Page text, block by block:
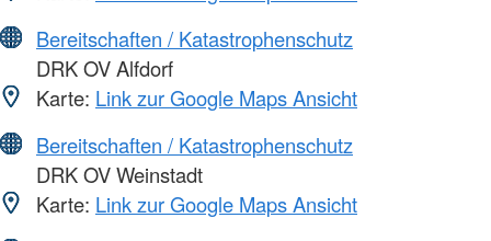
Bereitschaften / Katastrophenschutz
DRK OV Alfdorf
Karte: Link zur Google Maps Ansicht
Bereitschaften / Katastrophenschutz
DRK OV Weinstadt
Karte: Link zur Google Maps Ansicht